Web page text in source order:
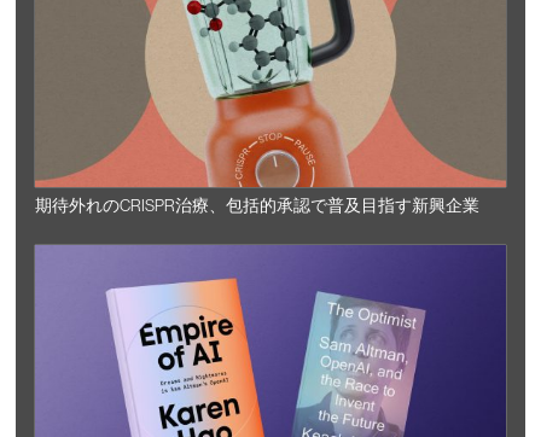
期待外れのCRISPR治療、包括的承認で普及目指す新興企業